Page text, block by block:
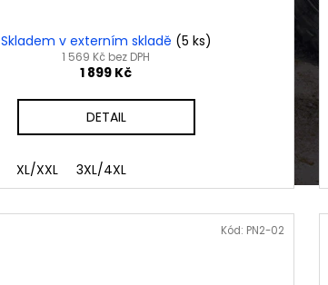
Skladem v externím skladě (5 ks)
1 569 Kč bez DPH
1 899 Kč
DETAIL
XL/XXL 3XL/4XL
Kód: PN2-02